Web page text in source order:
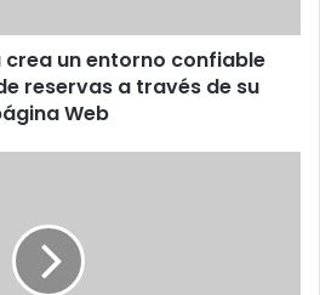
crea un entorno confiable
reservas a través de su
Web